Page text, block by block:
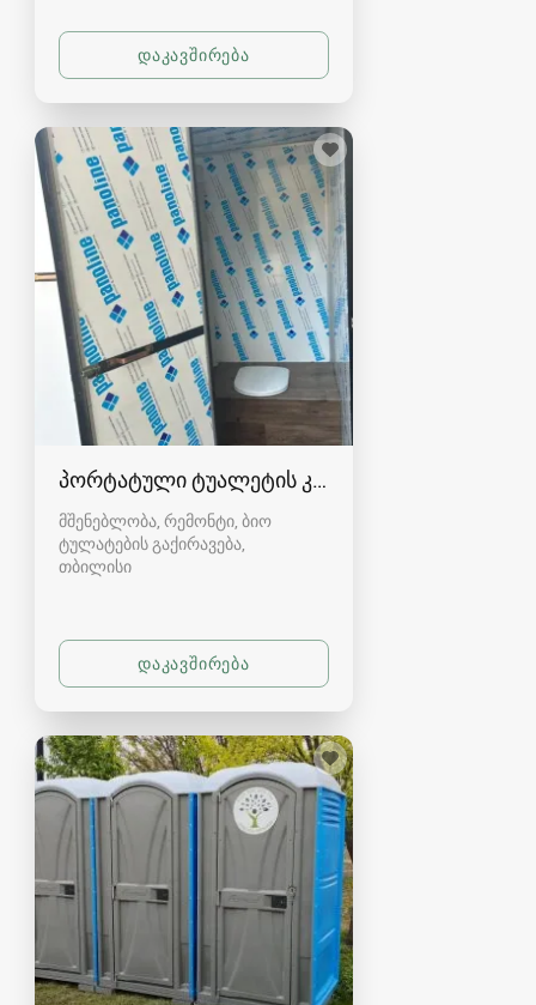
პორტატული ტუალეტის კაბინები
მშენებლობა, რემონტი, ბიო
ტულატების გაქირავება
თბილისი